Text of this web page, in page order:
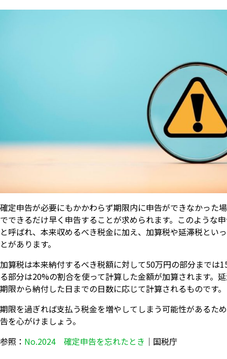
確定申告が必要にもかかわらず期限内に申告ができなかった
でできるだけ早く申告することが求められます。このような
と呼ばれ、本来収めるべき税金に加え、加算税や延滞税とい
とがあります。
加算税は本来納付するべき税額に対して50万円の部分までは
る部分は20%の割合を使って計算した金額が加算されます。
期限から納付した日までの日数に応じて計算されるものです。
期限を過ぎれば支払う税金を増やしてしまう可能性があるた
告を心がけましょう。
参照： No.2024 確定申告を忘れたとき ｜国税庁